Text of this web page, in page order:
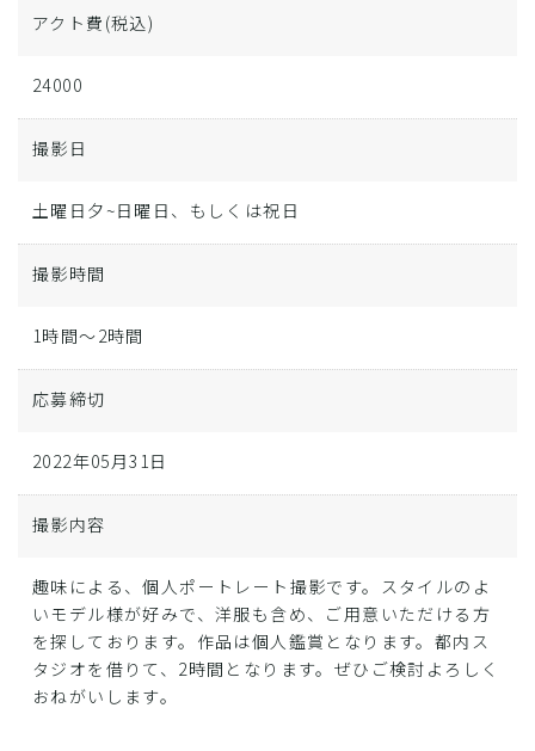
アクト費 (税込)
24000
撮影日
土曜日夕~日曜日、もしくは祝日
撮影時間
1時間～2時間
応募締切
2022年05月31日
撮影内容
趣味による、個人ポートレート撮影です。スタイルのよ
いモデル様が好みで、洋服も含め、ご用意いただける方
を探しております。作品は個人鑑賞となります。都内ス
タジオを借りて、2時間となります。ぜひご検討よろしく
おねがいします。